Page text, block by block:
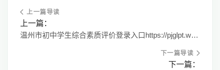
上一篇导读
上一篇：
温州市初中学生综合素质评价登录入口https://pjglpt.wzer.net/
下一篇导读
下一篇：